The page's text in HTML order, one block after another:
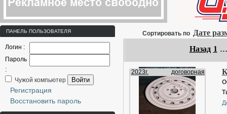
ПАНЕЛЬ ПОЛЬЗОВАТЕЛЯ
Логин :
Пароль
:
Чужой компьютер
Войти
Регистрация
Восстановить пароль
Сортировать по Дате
Назад 1
2023г. договорная